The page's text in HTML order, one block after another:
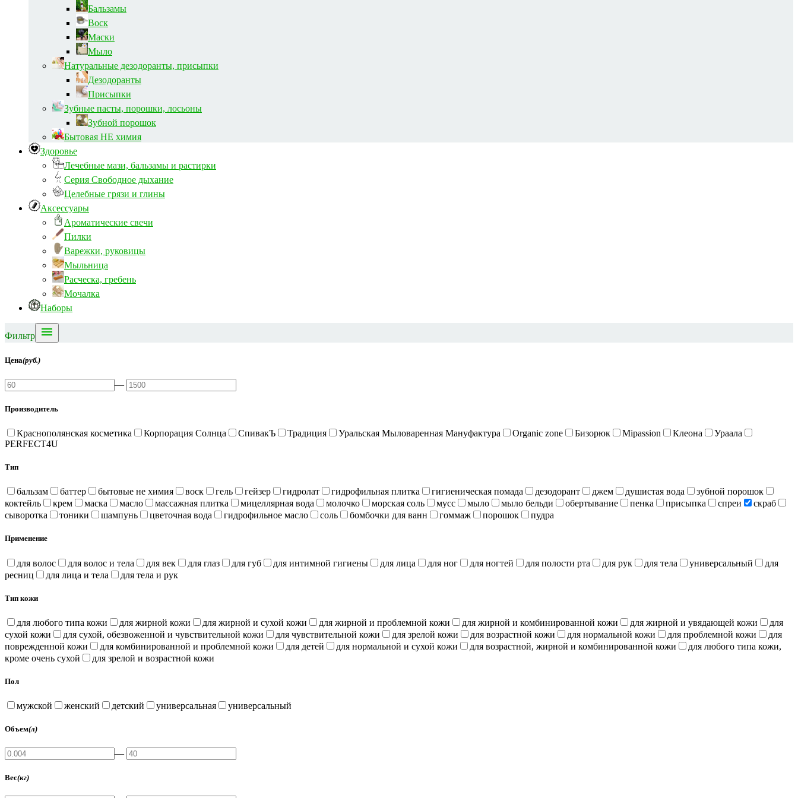
Бальзамы
Воск
Маски
Мыло
Натуральные дезодоранты, присыпки
Дезодоранты
Присыпки
Зубные пасты, порошки, лосьоны
Зубной порошок
Бытовая НЕ химия
Здоровье
Лечебные мази, бальзамы и растирки
Серия Свободное дыхание
Целебные грязи и глины
Аксессуары
Ароматические свечи
Пилки
Варежки, руковицы
Мыльница
Расческа, гребень
Мочалка
Наборы
Фильтр 
Цена(руб.)
—
Производитель
Краснополянская косметика Корпорация Солнца СпивакЪ Традиция Уральская Мыловаренная Мануфактура Organic zone Бизорюк Mipassion Клеона
Ураала
PERFECT4U
Тип
бальзам баттер бытовые не химия воск гель гейзер гидролат гидрофильная плитка гигиеническая помада дезодорант джем душистая вода
зубной порошок
коктейль
крем маска масло массажная плитка мицеллярная вода молочко морская соль мусс мыло мыло бельди обертывание пенка присыпка спреи
скраб
сыворотка
тоники шампунь цветочная вода гидрофильное масло соль бомбочки для ванн гоммаж порошок пудра
Применение
для волос для волос и тела для век для глаз для губ для интимной гигиены для лица для ног для ногтей для полости рта для рук для тела универсальный
для
ресниц
для лица и тела для тела и рук
Тип кожи
для любого типа кожи для жирной кожи для жирной и сухой кожи для жирной и проблемной кожи для жирной и комбинированной кожи для жирной и увядающей кожи
для
сухой кожи
для сухой, обезвоженной и чувствительной кожи для чувствительной кожи для зрелой кожи для возрастной кожи для нормальной кожи для проблемной кожи
для
поврежденной кожи
для комбинированной и проблемной кожи для детей для нормальной и сухой кожи для возрастной, жирной и комбинированной кожи
для любого типа кожи,
кроме очень сухой
для зрелой и возрастной кожи
Пол
мужской женский детский универсальная универсальный
Объем(л)
—
Вес(кг)